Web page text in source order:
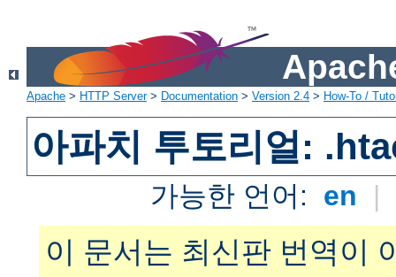
Apache > HTTP Server> Documentation > Version 2.4 > How-To /
아파치 투토리얼:
가능한 언어: en |
이 문서는 최신판 번역이